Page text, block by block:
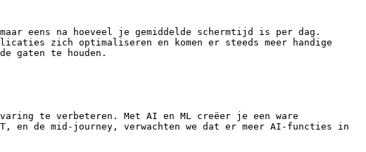
eens na hoeveel je gemiddelde schermtijd is per dag.
zich optimaliseren en komen er steeds meer handige
gaten te houden.
te verbeteren. Met AI en ML creëer je een ware
en de mid-journey, verwachten we dat er meer AI-functies in